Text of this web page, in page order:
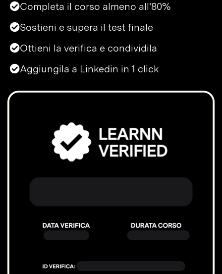
Completa il corso almeno all'80%
Sostieni e supera il test finale
Ottieni la verifica e condividila
Aggiungila a Linkedin in 1 click